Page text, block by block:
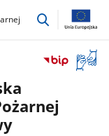
przejdź
okno